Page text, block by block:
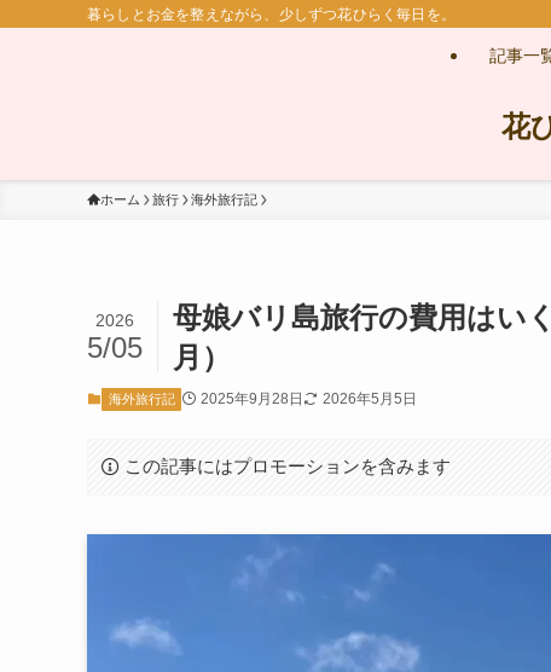
暮らしとお金を整えながら、少しずつ花ひらく毎日を。
花
記事一
ホーム 旅行 海外旅行記
母娘バリ島旅行の費用はい
月）
2026
5/05
海外旅行記 2025年9月28日 2026年5月5日
この記事にはプロモーションを含みます